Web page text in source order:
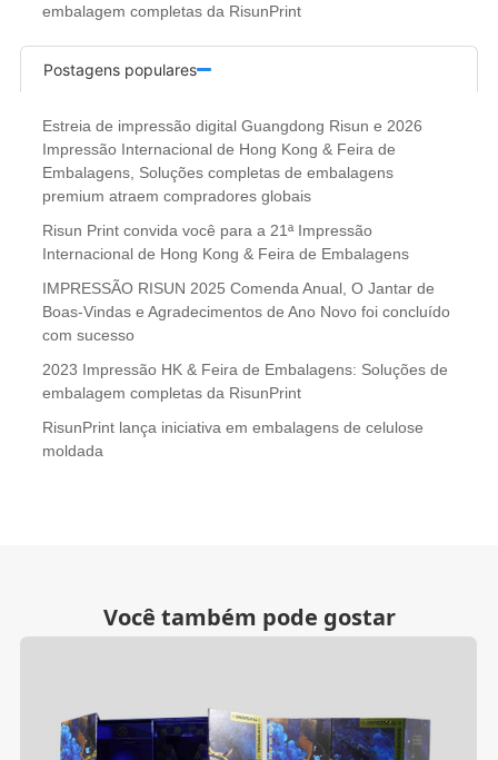
embalagem completas da RisunPrint
Postagens populares
Estreia de impressão digital Guangdong Risun e 2026
Impressão Internacional de Hong Kong & Feira de
Embalagens, Soluções completas de embalagens
premium atraem compradores globais
Risun Print convida você para a 21ª Impressão
Internacional de Hong Kong & Feira de Embalagens
IMPRESSÃO RISUN 2025 Comenda Anual, O Jantar de
Boas-Vindas e Agradecimentos de Ano Novo foi concluído
com sucesso
2023 Impressão HK & Feira de Embalagens: Soluções de
embalagem completas da RisunPrint
RisunPrint lança iniciativa em embalagens de celulose
moldada
Você também pode gostar